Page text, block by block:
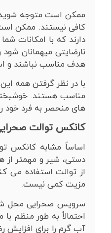
ممکن است متوجه
کافی نیستند. ممکن
دارند که با امکانات
نارضایتی میهمانان
هدف مناسب نباشند و
با در نظر گرفتن همه
مناسب هستند.
های منحصر به فرد خود
کانکس توالت
اساساً مشابه کانکس
از توالت استفاده می
مزیت کمی نیست.
سرویس صحرایی محل
احتمالاً به طور منظم
آب گرم را برای افزایش